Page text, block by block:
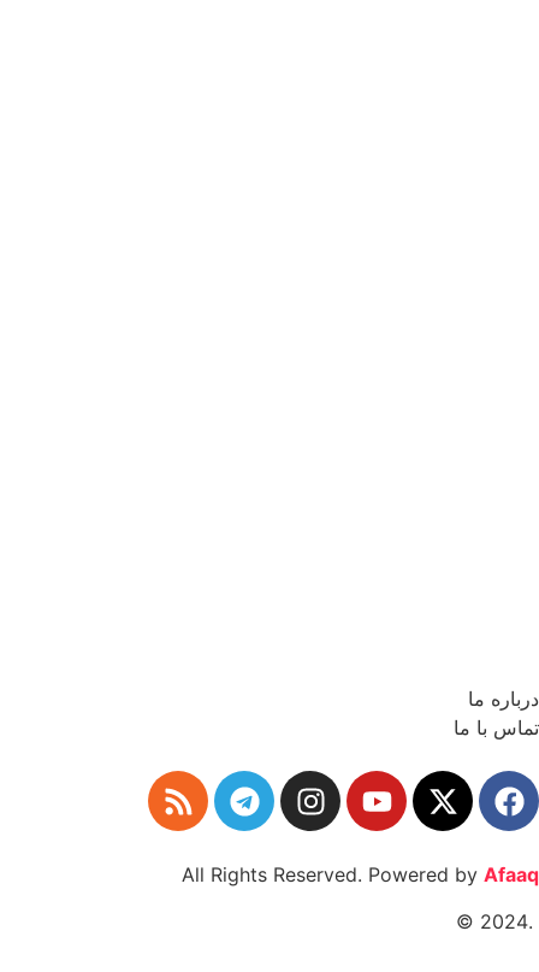
درباره ما
تماس با ما
All Rights Reserved. Powered by Afaaq
.2024 ©